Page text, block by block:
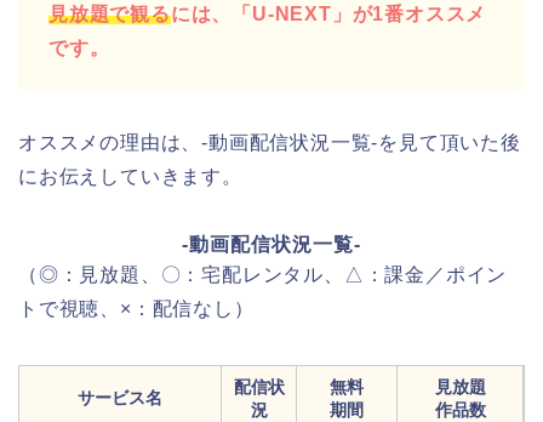
見放題で観るには、「U-NEXT」が1番オススメ
です。
オススメの理由は、-動画配信状況一覧-を見て頂いた後
にお伝えしていきます。
-動画配信状況一覧-
（◎：見放題、〇：宅配レンタル、△：課金／ポイン
トで視聴、×：配信なし）
サービス名
配信状
況
無料
期間
見放題
作品数